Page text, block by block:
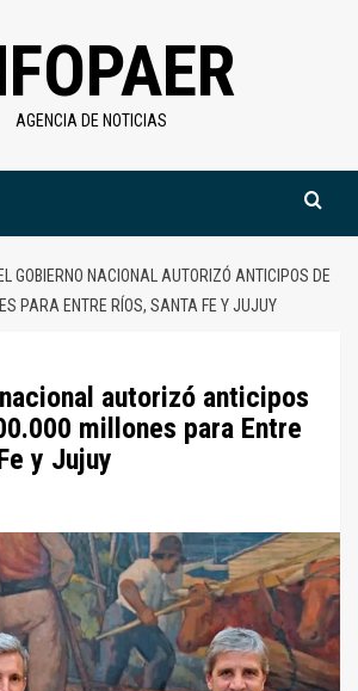
AGENCIA DE NOTICIAS
EL GOBIERNO NACIONAL AUTORIZÓ ANTICIPOS DE
PARA ENTRE RÍOS, SANTA FE Y JUJUY
autorizó anticipos
millones para Entre
y Jujuy